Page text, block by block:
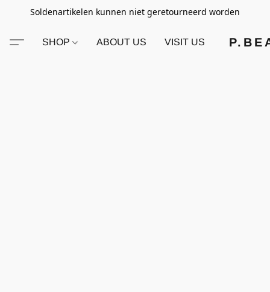
Soldenartikelen kunnen niet geretourneerd worden
SHOP ABOUT US VISIT US